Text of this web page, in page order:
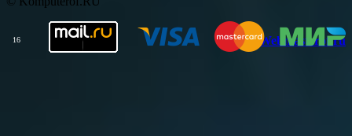
Webmasterof.ru